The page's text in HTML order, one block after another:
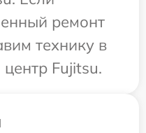
ремонт
технику в
Fujitsu.